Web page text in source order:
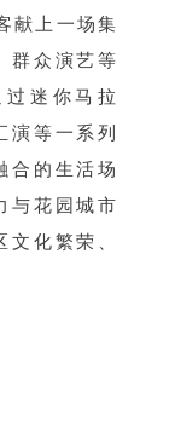
献上一场集
群众演艺等
迷你马拉
演等一系列
合的生活场
与花园城市
化繁荣、